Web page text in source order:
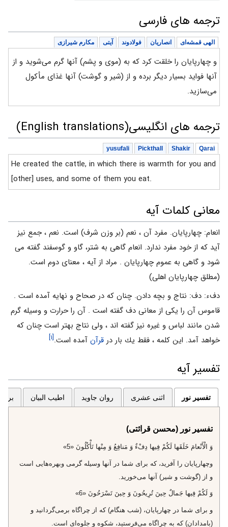
ترجمه های فارسی
الهی قمشه‌ای انصاریان فولادوند آیتی مکارم شیرازی
و چهارپایان را خلقت کرد که به (موی و پشم) آنها گرم می‌شوید و از
آنها فواید بسیار دیگر برده و از (شیر و گوشت) آنها غذای مأکول
می‌سازید.
ترجمه های انگلیسی(English translations)
Qarai
Shakir
Pickthall
yusufali
He created the cattle, in which there is warmth for you and
[other] uses, and some of them you eat.
معانی کلمات آیه
انعام: چهارپايان. مفرد آن ، نعم (بر وزن شرف) است. نعم ، جمع نيز
آيد كه از خود مفرد ندارد. انعام گاهى به شتر، گاو و گوسفند گفته مى
‏شود و گاهى به عموم چهارپايان . مراد از آيه ، معناى دوم است.
(مطلق چهارپايان اهلى)
دف‏ء: دف: نتاج و بچه دادن. چنان كه در صحاح و نهايه آمده است .
قاموس آن را يكى از معانى دف گفته است . آن را حرارت و وسيله گرم
شدن مانند لباس و غيره نيز گفته ‏اند ، ولى نتاج بهتر است چنان كه
خواهد آمد. اين كلمه ، فقط يك بار در قرآن آمده است.[۱]
تفسیر آیه
تفسیر نور اثنی عشری روان جاوید اطیب البیان
تفسیر نور (محسن قرائتی)
وَ الْأَنْعامَ خَلَقَها لَكُمْ فِيها دِفْ‌ءٌ وَ مَنافِعُ وَ مِنْها تَأْكُلُونَ «5»
وچهارپايان را آفريد، كه براى شما در آنها وسيله گرمى وبهره‌هايى است
و از (گوشت و شير) آنها مى‌خوريد.
وَ لَكُمْ فِيها جَمالٌ حِينَ تُرِيحُونَ وَ حِينَ تَسْرَحُونَ «6»
و براى شما در چهارپايان، (شب هنگام) كه از چراگاه برمى‌گردانيد و
(بامدادان) كه به چراگاه مى‌فرستيد، شكوه و جلوه‌اى است.